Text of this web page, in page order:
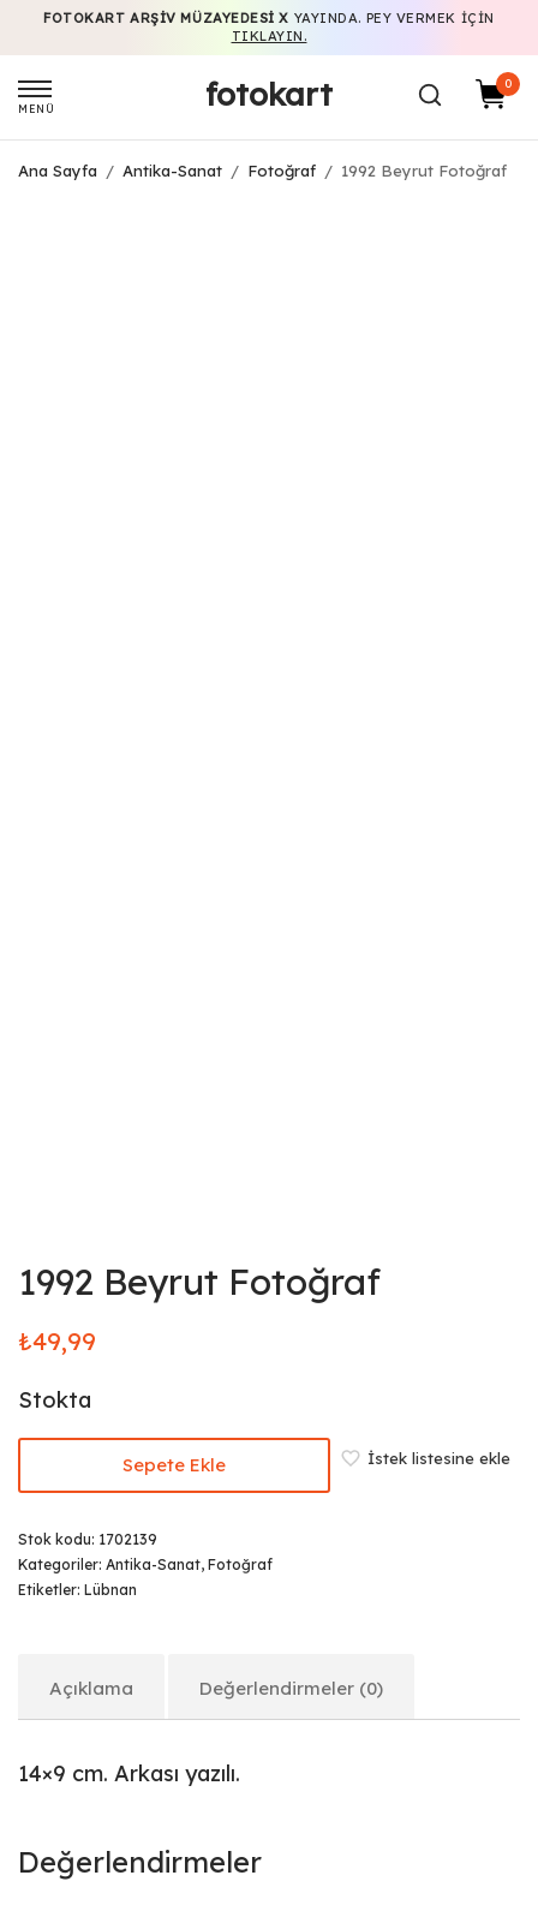
FOTOKART ARŞIV MÜZAYEDESI X YAYINDA. PEY VERMEK IÇIN
TIKLAYIN.
MENÜ fotokart 0
Ana Sayfa / Antika-Sanat / Fotoğraf / 1992 Beyrut Fotoğraf
1992 Beyrut Fotoğraf
₺49,99
Stokta
Sepete Ekle İstek listesine ekle
Stok kodu: 1702139
Kategoriler: Antika-Sanat, Fotoğraf
Etiketler: Lübnan
Açıklama Değerlendirmeler (0)
14×9 cm. Arkası yazılı.
Değerlendirmeler